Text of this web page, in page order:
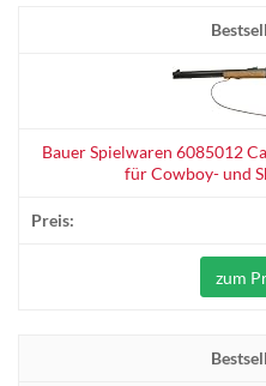
Bauer Spielwaren 6085012
für Cowboy- und
zum